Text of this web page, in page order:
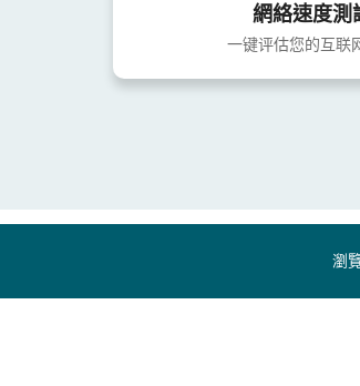
網絡速度測
一键评估您的互联
瀏